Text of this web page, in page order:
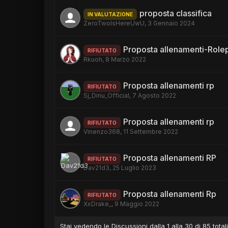
IN VALUTAZIONE proposta classifica
ZeroTwoIsHereUwU, 3 Gennaio 2024
RIFIUTATO Proposta allenamenti-
Rkuoh, 8 Marzo 2022
RIFIUTATO Proposta allenamenti rp
Sj_Dinu_Official, 7 Agosto 2022
RIFIUTATO Proposta allenamenti rp
Vinenzo368, 11 Settembre 2022
RIFIUTATO Proposta allenamenti RP
Dav21d3, 25 Luglio 2023
RIFIUTATO Proposta allenamenti Rp
XxDrake_ , 9 Maggio 2022
Stai vedendo le Discussioni dalla 1 alla 30 di 85 totali